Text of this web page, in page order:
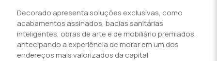
Decorado apresenta soluções exclusivas, como
acabamentos assinados, bacias sanitárias
inteligentes, obras de arte e de mobiliário premiados,
antecipando a experiência de morar em um dos
endereços mais valorizados da capital